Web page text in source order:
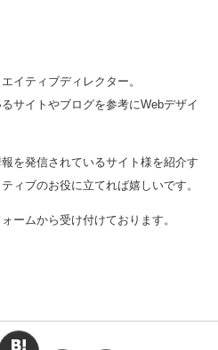
イティブディレクター。
サイトやブログを参考にWebデザイ
を発信されているサイト様を紹介す
ィブのお役に立てれば嬉しいです。
ームから受け付けております。